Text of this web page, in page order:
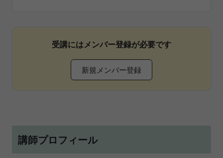
受講にはメンバー登録が必要です
新規メンバー登録
講師プロフィール